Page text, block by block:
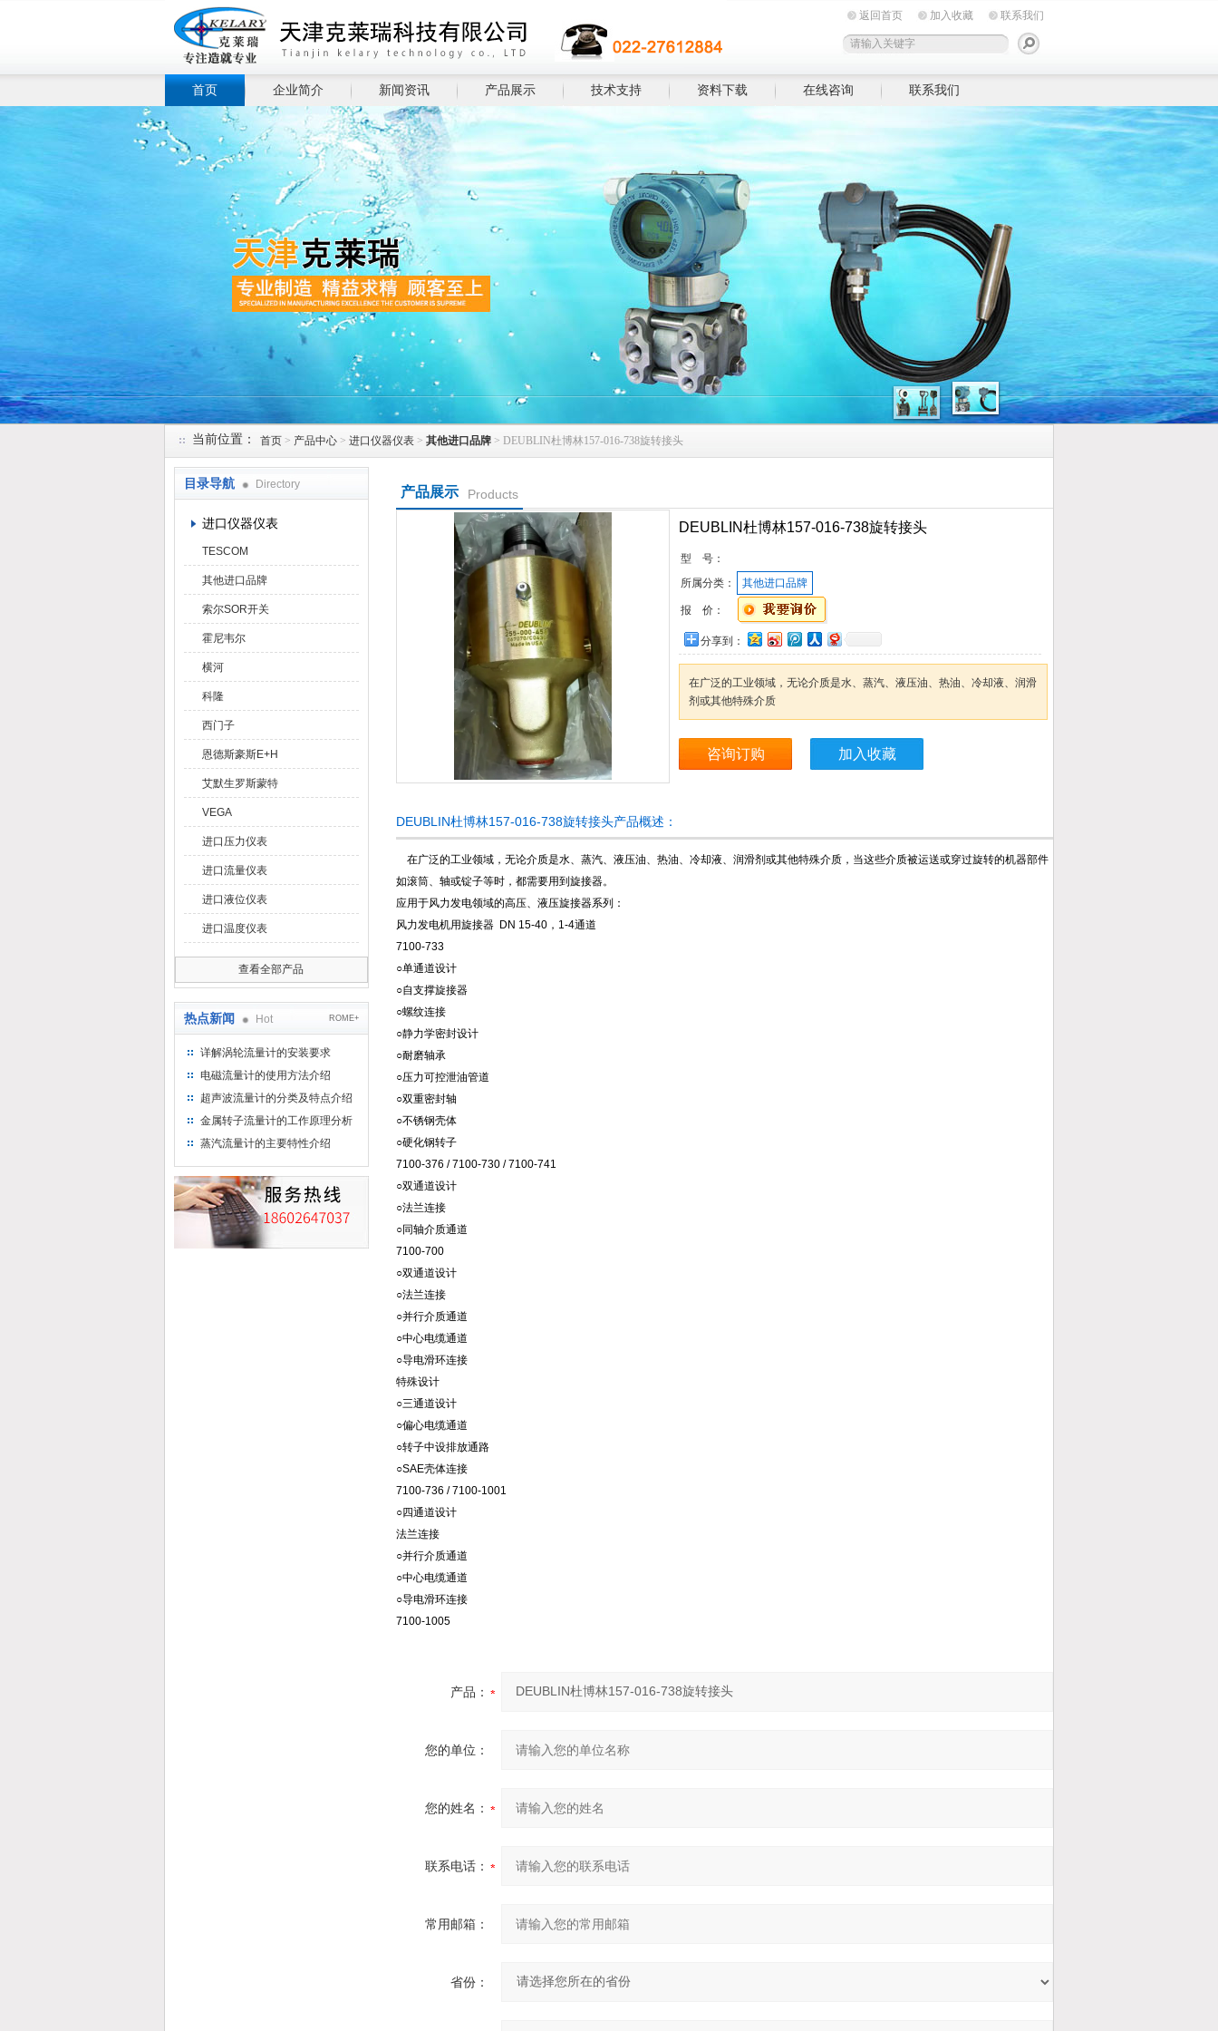
返回首页 加入收藏 联系我们
首页 企业简介 新闻资讯 产品展示 技术支持 资料下载 在线咨询 联系我们
当前位置： 首页 > 产品中心 > 进口仪器仪表 > 其他进口品牌 > DEUBLIN杜博林157-016-738旋转接头
目录导航 Directory
进口仪器仪表
TESCOM
其他进口品牌
索尔SOR开关
霍尼韦尔
横河
科隆
西门子
恩德斯豪斯E+H
艾默生罗斯蒙特
VEGA
进口压力仪表
进口流量仪表
进口液位仪表
进口温度仪表
查看全部产品
热点新闻 Hot ROME+
详解涡轮流量计的安装要求
电磁流量计的使用方法介绍
超声波流量计的分类及特点介绍
金属转子流量计的工作原理分析
蒸汽流量计的主要特性介绍
产品展示 Products
DEUBLIN杜博林157-016-738旋转接头
型 号：
所属分类：
其他进口品牌
报 价：
分享到：
在广泛的工业领域，无论介质是水、蒸汽、液压油、热油、冷却液、润滑
剂或其他特殊介质
咨询订购 加入收藏
DEUBLIN杜博林157-016-738旋转接头产品概述：
在广泛的工业领域，无论介质是水、蒸汽、液压油、热油、冷却液、润滑剂或其他特殊介质，当这些介质被运送或穿过旋转的机器部件
如滚筒、轴或锭子等时，都需要用到旋接器。
应用于风力发电领域的高压、液压旋接器系列：
风力发电机用旋接器 DN 15-40，1-4通道
7100-733
○单通道设计
○自支撑旋接器
○螺纹连接
○静力学密封设计
○耐磨轴承
○压力可控泄油管道
○双重密封轴
○不锈钢壳体
○硬化钢转子
7100-376 / 7100-730 / 7100-741
○双通道设计
○法兰连接
○同轴介质通道
7100-700
○双通道设计
○法兰连接
○并行介质通道
○中心电缆通道
○导电滑环连接
特殊设计
○三通道设计
○偏心电缆通道
○转子中设排放通路
○SAE壳体连接
7100-736 / 7100-1001
○四通道设计
法兰连接
○并行介质通道
○中心电缆通道
○导电滑环连接
7100-1005
产品：
您的单位：
您的姓名：
联系电话：
常用邮箱：
省份：